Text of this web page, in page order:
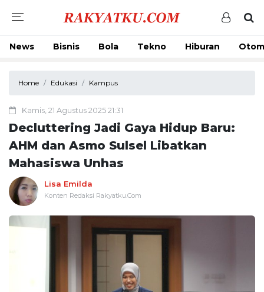
News Bisnis Bola Tekno Hiburan
Home Edukasi Kampus
Kamis, 21 Agustus 2025 21:31
Decluttering Jadi Gaya Hidup Baru:
AHM dan Asmo Sulsel Libatkan
Mahasiswa Unhas
Lisa Emilda
Konten Redaksi Rakyatku.Com